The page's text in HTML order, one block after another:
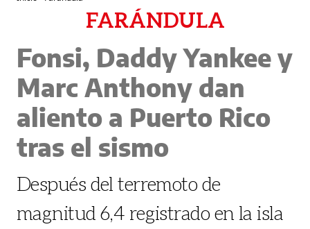
FARÁNDULA
Fonsi, Daddy Yankee y
Marc Anthony dan
aliento a Puerto Rico
tras el sismo
Después del terremoto de
magnitud 6,4 registrado en la isla